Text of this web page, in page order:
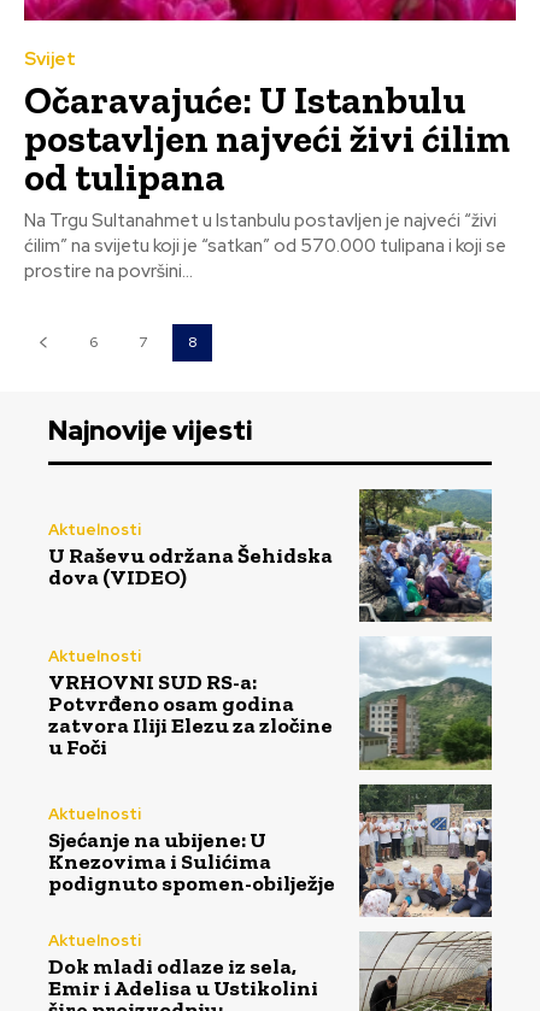
Svijet
Očaravajuće: U Istanbulu
postavljen najveći živi ćilim
od tulipana
Na Trgu Sultanahmet u Istanbulu postavljen je najveći “živi
ćilim” na svijetu koji je “satkan” od 570.000 tulipana i koji se
prostire na površini...
6 7 8
Najnovije vijesti
Aktuelnosti
U Raševu održana Šehidska
dova (VIDEO)
Aktuelnosti
VRHOVNI SUD RS-a:
Potvrđeno osam godina
zatvora Iliji Elezu za zločine
u Foči
Aktuelnosti
Sjećanje na ubijene: U
Knezovima i Sulićima
podignuto spomen-obilježje
Aktuelnosti
Dok mladi odlaze iz sela,
Emir i Adelisa u Ustikolini